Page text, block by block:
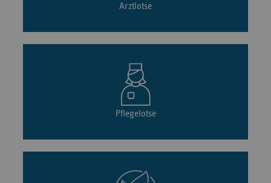
Arztlotse
Pflegelotse